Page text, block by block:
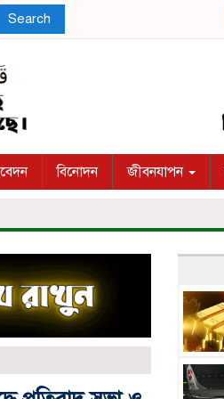
Search
বিনোদন জীবনযাপন